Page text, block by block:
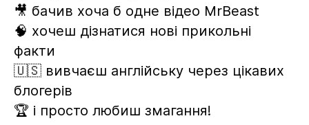
🎥 бачив хоча б одне відео MrBeast
🧠 хочеш дізнатися нові прикольні
факти
🇺🇸 вивчаєш англійську через цікавих
блогерів
🏆 і просто любиш змагання!